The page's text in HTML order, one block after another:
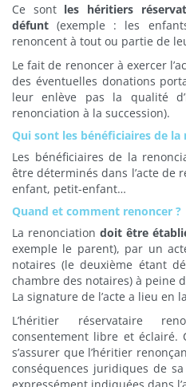
Ce sont les héritiers
défunt (exemple : les
renoncent à tout ou partie de
Le fait de renoncer à exercer
des éventuelles donations
leur enlève pas la qualité
renonciation à la succession).
Qui sont les bénéficiaires de la
Les bénéficiaires de la
être déterminés dans l’acte de
enfant, petit-enfant…
Quand et comment renoncer ?
La renonciation doit être
exemple le parent), par un
notaires (le deuxième étant
chambre des notaires) à peine
La signature de l’acte a lieu en
L’héritier réservataire
consentement libre et éclairé.
s’assurer que l’héritier
conséquences juridiques de